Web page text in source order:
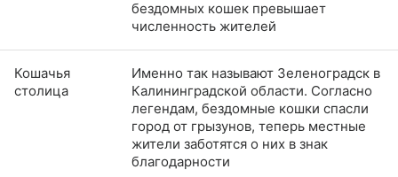
бездомных кошек превышает
численность жителей
Кошачья
столица
Именно так называют Зеленоградск в
Калининградской области. Согласно
легендам, бездомные кошки спасли
город от грызунов, теперь местные
жители заботятся о них в знак
благодарности